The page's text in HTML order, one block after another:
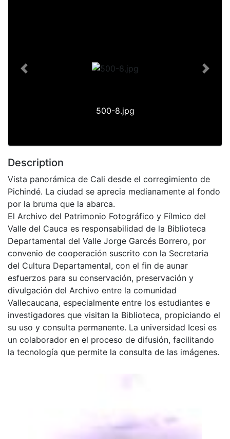
500-8.jpg
Previous Next
Description
Vista panorámica de Cali desde el corregimiento de
Pichindé. La ciudad se aprecia medianamente al fondo
por la bruma que la abarca.
El Archivo del Patrimonio Fotográfico y Fílmico del
Valle del Cauca es responsabilidad de la Biblioteca
Departamental del Valle Jorge Garcés Borrero, por
convenio de cooperación suscrito con la Secretaria
del Cultura Departamental, con el fin de aunar
esfuerzos para su conservación, preservación y
divulgación del Archivo entre la comunidad
Vallecaucana, especialmente entre los estudiantes e
investigadores que visitan la Biblioteca, propiciando el
su uso y consulta permanente. La universidad Icesi es
un colaborador en el proceso de difusión, facilitando
la tecnología que permite la consulta de las imágenes.